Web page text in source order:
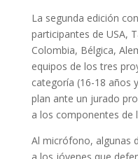
La segunda edición
participantes de USA,
Colombia, Bélgica,
equipos de los tres
categoría (16-18 años
plan ante un jurado
a los componentes de
Al micrófono, algunas